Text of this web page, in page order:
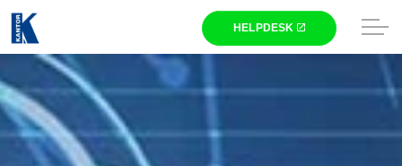
Skip to main content
Gaming